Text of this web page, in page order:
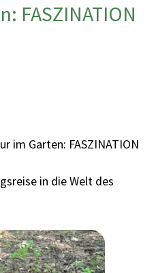
FASZINATION
im Garten: FASZINATION
in die Welt des